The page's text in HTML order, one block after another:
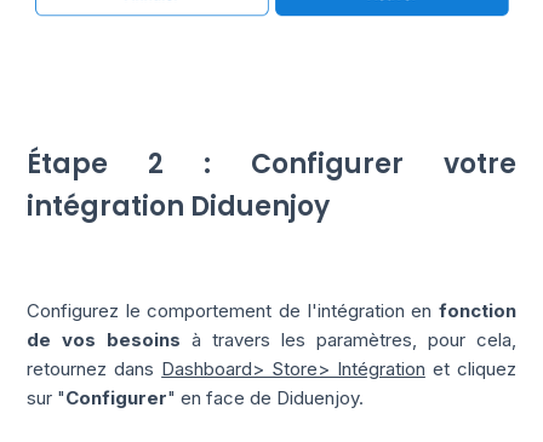
Étape 2 : Configurer votre
intégration Diduenjoy
Configurez le comportement de l'intégration en fonction
de vos besoins à travers les paramètres, pour cela,
retournez dans Dashboard> Store> Intégration et cliquez
sur "Configurer" en face de Diduenjoy.